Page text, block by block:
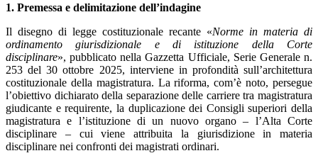
1. Premessa e delimitazione dell’indagine
Il disegno di legge costituzionale recante «Norme in materia di
ordinamento giurisdizionale e di istituzione della Corte
disciplinare», pubblicato nella Gazzetta Ufficiale, Serie Generale n.
253 del 30 ottobre 2025, interviene in profondità sull’architettura
costituzionale della magistratura. La riforma, com’è noto, persegue
l’obiettivo dichiarato della separazione delle carriere tra magistratura
giudicante e requirente, la duplicazione dei Consigli superiori della
magistratura e l’istituzione di un nuovo organo – l’Alta Corte
disciplinare – cui viene attribuita la giurisdizione in materia
disciplinare nei confronti dei magistrati ordinari.